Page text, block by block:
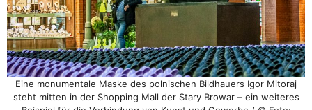
Eine monumentale Maske des polnischen Bildhauers Igor Mitoraj
steht mitten in der Shopping Mall der Stary Browar – ein weiteres